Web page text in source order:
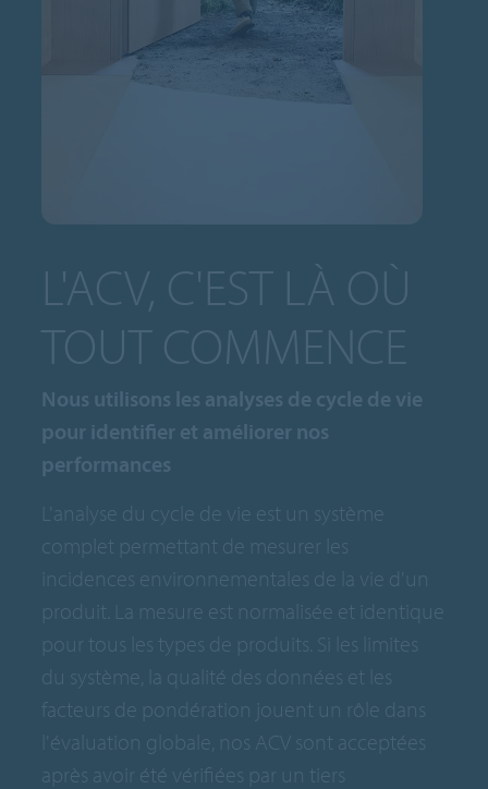
L'ACV, C'EST LÀ OÙ
TOUT COMMENCE
Nous utilisons les analyses de cycle de vie
pour identifier et améliorer nos
performances
L'analyse du cycle de vie est un système
complet permettant de mesurer les
incidences environnementales de la vie d'un
produit. La mesure est normalisée et identique
pour tous les types de produits. Si les limites
du système, la qualité des données et les
facteurs de pondération jouent un rôle dans
l'évaluation globale, nos ACV sont acceptées
après avoir été vérifiées par un tiers